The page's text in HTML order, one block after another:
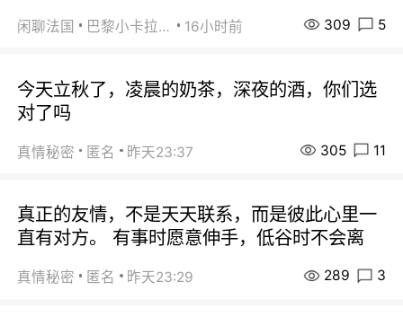
闲聊法国 巴黎小卡拉咪 16小时前 309 5
今天立秋了，凌晨的奶茶，深夜的酒，你们选
对了吗
真情秘密 匿名 昨天23:37 305 11
真正的友情，不是天天联系，而是彼此心里一
直有对方。 有事时愿意伸手，低谷时不会离
真情秘密 匿名 昨天23:29 289 3